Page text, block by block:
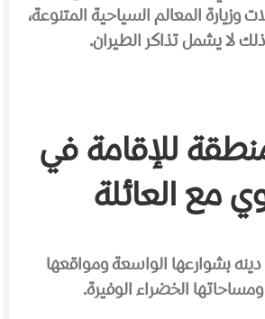
وزيارة المعالم السياحية المتنوعة،
لا يشمل تذاكر الطيران.
للإقامة في
مع العائلة
بشوارعها الواسعة ومواقعها
ومساحاتها الخضراء الوفيرة.